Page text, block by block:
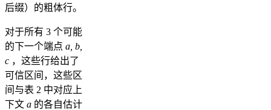
后缀）的粗体行。
对于所有 3 个可能
的下一个端点 a, b,
c ，这些行给出了
可信区间，这些区
间与表 2 中对应上
下文 a 的各自估计